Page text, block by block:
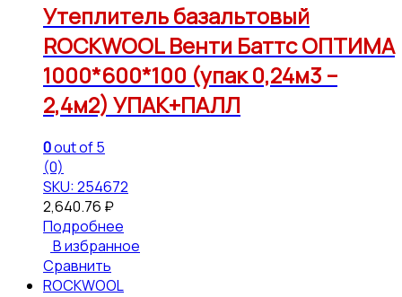
Утеплитель базальтовый
ROCKWOOL Венти Баттс ОПТИМА
1000*600*100 (упак 0,24м3 –
2,4м2) УПАК+ПАЛЛ
0out of 5
(0)
SKU: 254672
2,640.76 ₽
Подробнее
В избранное
Сравнить
ROCKWOOL